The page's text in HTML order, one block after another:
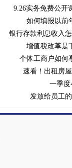
9.26实务免费公开
如何填报以前
银行存款利息收入怎
增值税改革是
个体工商户如何
速看！出租房屋
一季度
发放给员工